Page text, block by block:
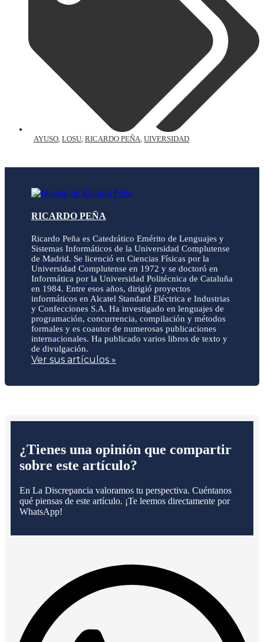
AYUSO LOSU RICARDO PEÑA UIVERSIDAD
RICARDO PEÑA
Ricardo Peña es Catedrático Emérito de Lenguajes y
Sistemas Informáticos de la Universidad Complutense
de Madrid. Se licenció en Ciencias Físicas por la
Universidad Complutense en 1972 y se doctoró en
Informática por la Universidad Politécnica de Cataluña
en 1984. Entre esos años, dirigió proyectos
informáticos en Alcatel Standard Eléctrica e Industrias
y Confecciones S.A. Ha investigado en lenguajes de
programación, concurrencia, compilación y métodos
formales y es coautor de numerosas publicaciones
internacionales. Ha publicado varios libros de texto y
de divulgación.
Ver sus artículos »
¿Tienes una opinión que compartir
sobre este artículo?
En La Discrepancia valoramos tu perspectiva. Cuéntanos
qué piensas de este artículo. ¡Te leemos directamente por
WhatsApp!